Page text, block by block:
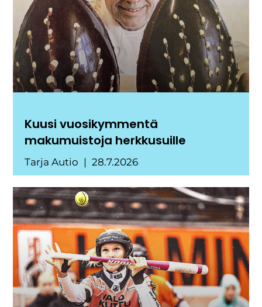
Kuusi vuosikymmentä
makumuistoja herkkusuille
Tarja Autio 28.7.2026